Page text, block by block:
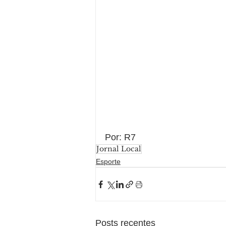
Por: R7
Jornal Local
Esporte
Posts recentes